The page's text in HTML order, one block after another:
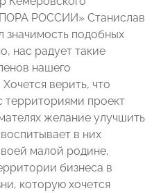
РОССИИ» Станислав
значимость подобных
нас радует такие
нашего
верить, что
проект
желание улучшить
в них
малой родине,
бизнеса в
которую хочется